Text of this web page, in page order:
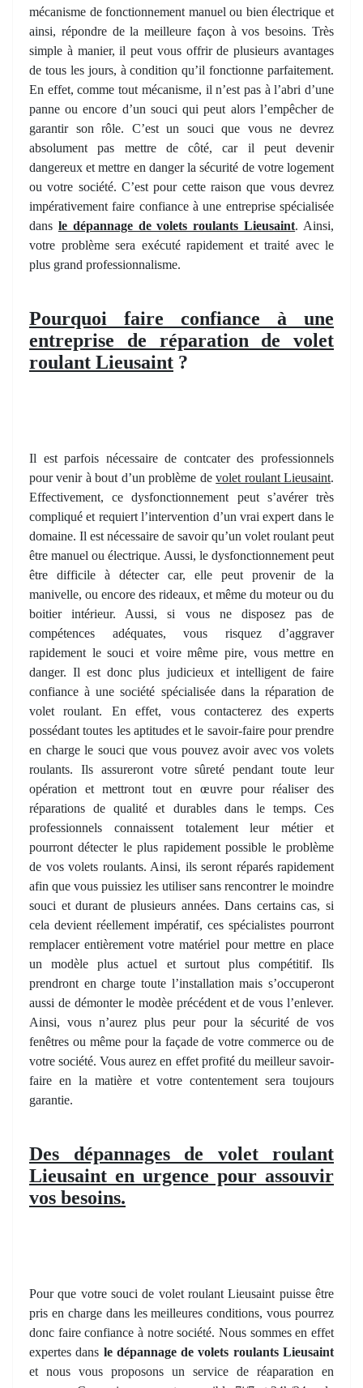
mécanisme de fonctionnement manuel ou bien électrique et
ainsi, répondre de la meilleure façon à vos besoins. Très
simple à manier, il peut vous offrir de plusieurs avantages
de tous les jours, à condition qu’il fonctionne parfaitement.
En effet, comme tout mécanisme, il n’est pas à l’abri d’une
panne ou encore d’un souci qui peut alors l’empêcher de
garantir son rôle. C’est un souci que vous ne devrez
absolument pas mettre de côté, car il peut devenir
dangereux et mettre en danger la sécurité de votre logement
ou votre société. C’est pour cette raison que vous devrez
impérativement faire confiance à une entreprise spécialisée
dans le dépannage de volets roulants Lieusaint. Ainsi,
votre problème sera exécuté rapidement et traité avec le
plus grand professionnalisme.
Pourquoi faire confiance à une
entreprise de réparation de volet
roulant Lieusaint ?
Il est parfois nécessaire de contcater des professionnels
pour venir à bout d’un problème devolet roulant Lieusaint.
Effectivement, ce dysfonctionnement peut s’avérer très
compliqué et requiert l’intervention d’un vrai expert dans le
domaine. Il est nécessaire de savoir qu’un volet roulant peut
être manuel ou électrique. Aussi, le dysfonctionnement peut
être difficile à détecter car, elle peut provenir de la
manivelle, ou encore des rideaux, et même du moteur ou du
boitier intérieur. Aussi, si vous ne disposez pas de
compétences adéquates, vous risquez d’aggraver
rapidement le souci et voire même pire, vous mettre en
danger. Il est donc plus judicieux et intelligent de faire
confiance à une société spécialisée dans la réparation de
volet roulant. En effet, vous contacterez des experts
possédant toutes les aptitudes et le savoir-faire pour prendre
en charge le souci que vous pouvez avoir avec vos volets
roulants. Ils assureront votre sûreté pendant toute leur
opération et mettront tout en œuvre pour réaliser des
réparations de qualité et durables dans le temps. Ces
professionnels connaissent totalement leur métier et
pourront détecter le plus rapidement possible le problème
de vos volets roulants. Ainsi, ils seront réparés rapidement
afin que vous puissiez les utiliser sans rencontrer le moindre
souci et durant de plusieurs années. Dans certains cas, si
cela devient réellement impératif, ces spécialistes pourront
remplacer entièrement votre matériel pour mettre en place
un modèle plus actuel et surtout plus compétitif. Ils
prendront en charge toute l’installation mais s’occuperont
aussi de démonter le modèe précédent et de vous l’enlever.
Ainsi, vous n’aurez plus peur pour la sécurité de vos
fenêtres ou même pour la façade de votre commerce ou de
votre société. Vous aurez en effet profité du meilleur savoir-
faire en la matière et votre contentement sera toujours
garantie.
Des dépannages de volet roulant
Lieusaint en urgence pour assouvir
vos besoins.
Pour que votre souci de volet roulant Lieusaint puisse être
pris en charge dans les meilleures conditions, vous pourrez
donc faire confiance à notre société. Nous sommes en effet
expertes dans le dépannage de volets roulants Lieusaint
et nous vous proposons un service de réaparation en